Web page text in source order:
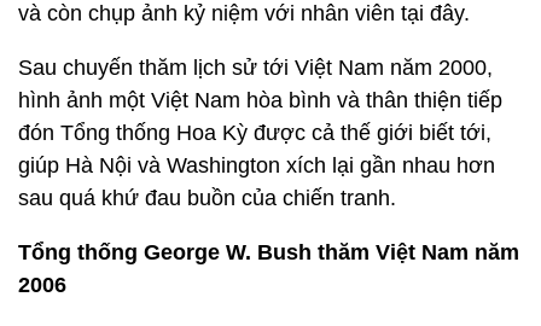
và còn chụp ảnh kỷ niệm với nhân viên tại đây.
Sau chuyến thăm lịch sử tới Việt Nam năm 2000,
hình ảnh một Việt Nam hòa bình và thân thiện tiếp
đón Tổng thống Hoa Kỳ được cả thế giới biết tới,
giúp Hà Nội và Washington xích lại gần nhau hơn
sau quá khứ đau buồn của chiến tranh.
Tổng thống George W. Bush thăm Việt Nam năm
2006